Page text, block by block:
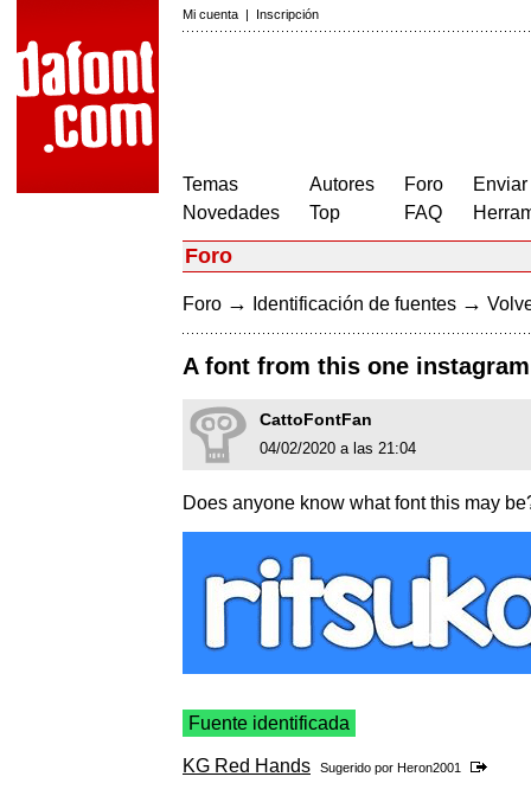
Mi cuenta | Inscripción
Temas
Novedades
Autores
Top
Foro
FAQ
Foro
Foro → Identificación de fuentes →
A font from this one
CattoFontFan
04/02/2020 a las 21:04
Does anyone know what font this may
Fuente identificada
KG Red Hands Sugerido por Heron2001